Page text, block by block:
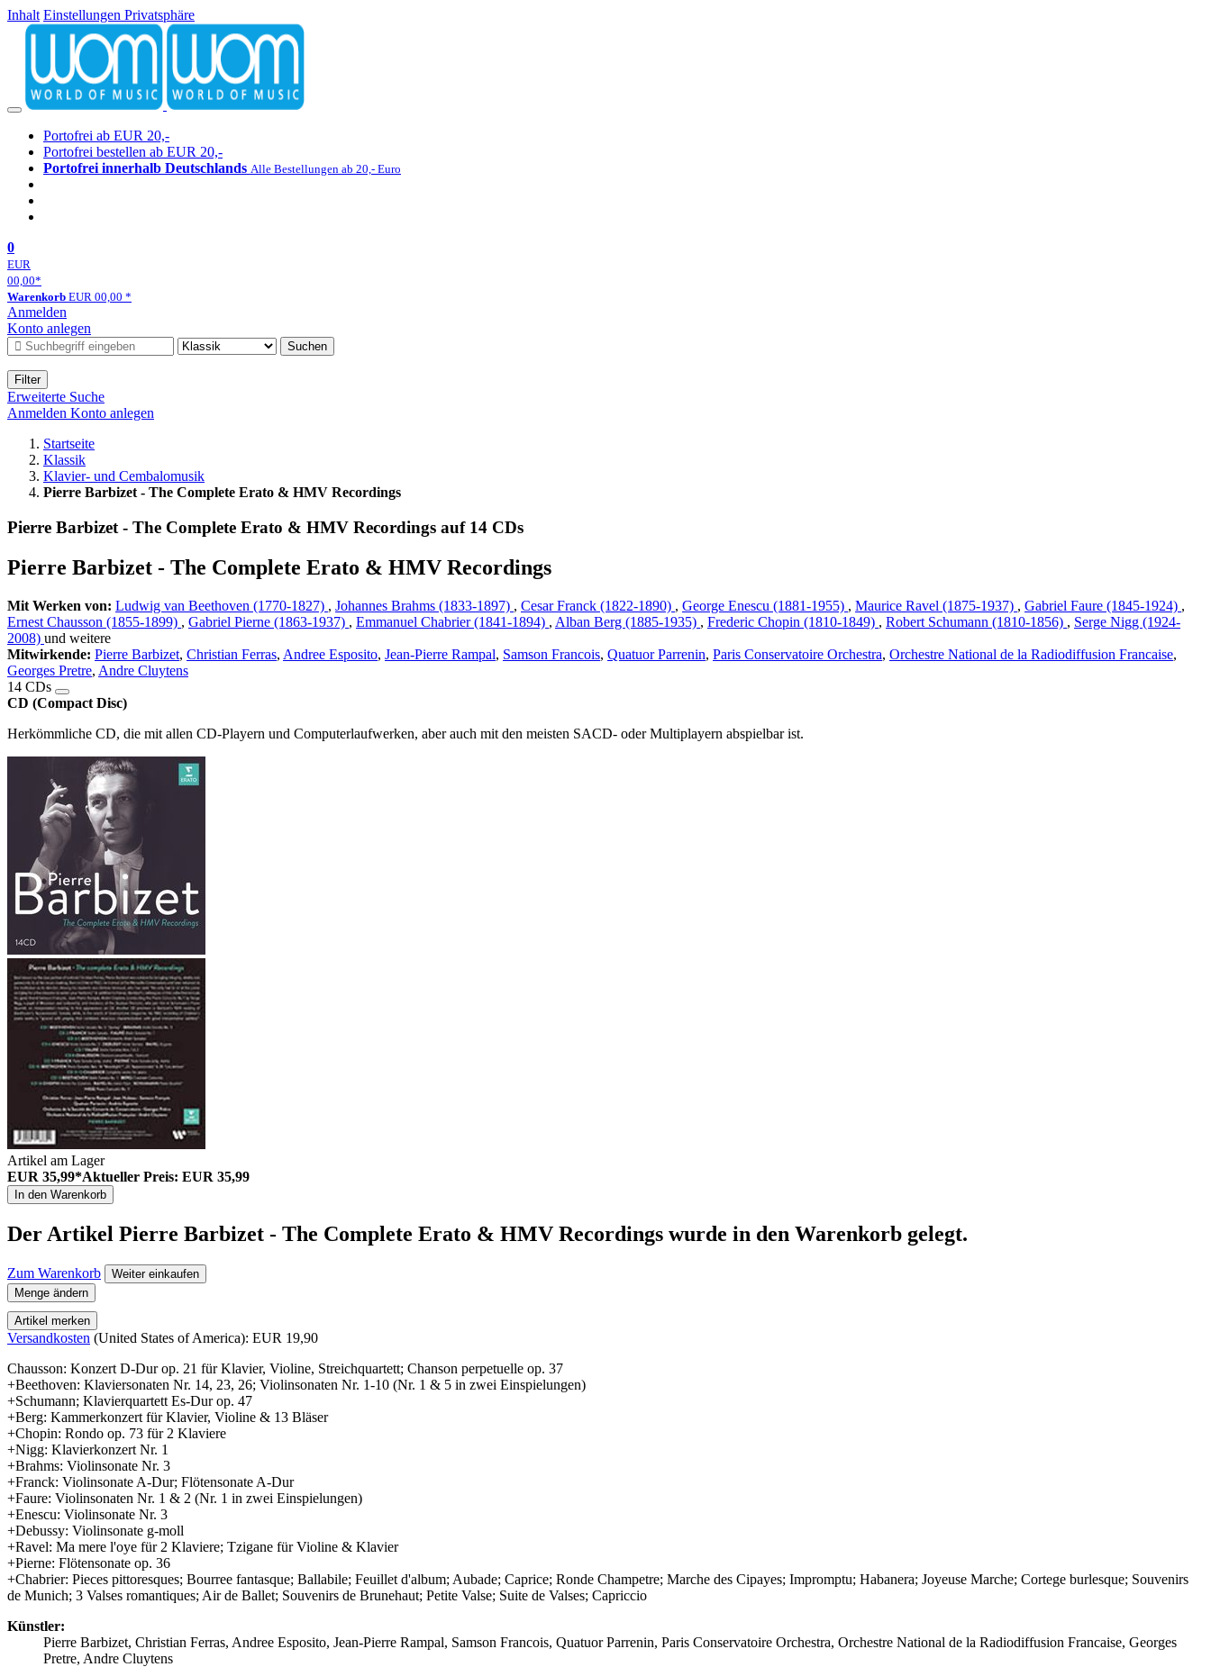
Inhalt Einstellungen Privatsphäre
Portofrei ab EUR 20,-
Portofrei bestellen ab EUR 20,-
Portofrei innerhalb Deutschlands Alle Bestellungen ab 20,- Euro
0
EUR
00,00*
Warenkorb EUR 00,00 *
Anmelden
Konto anlegen
Suchen
Filter
Erweiterte Suche
Anmelden Konto anlegen
Startseite
Klassik
Klavier- und Cembalomusik
Pierre Barbizet - The Complete Erato & HMV Recordings
Pierre Barbizet - The Complete Erato & HMV Recordings auf 14 CDs
Pierre Barbizet - The Complete Erato & HMV Recordings
Mit Werken von: Ludwig van Beethoven (1770-1827) , Johannes Brahms (1833-1897) , Cesar Franck (1822-1890) , George Enescu (1881-1955) , Maurice Ravel (1875-1937) , Gabriel Faure (1845-1924) ,
Ernest Chausson (1855-1899) , Gabriel Pierne (1863-1937) , Emmanuel Chabrier (1841-1894) , Alban Berg (1885-1935) , Frederic Chopin (1810-1849) , Robert Schumann (1810-1856) , Serge Nigg (1924-
2008) und weitere
Mitwirkende: Pierre Barbizet, Christian Ferras, Andree Esposito, Jean-Pierre Rampal, Samson Francois, Quatuor Parrenin, Paris Conservatoire Orchestra, Orchestre National de la Radiodiffusion Francaise,
Georges Pretre, Andre Cluytens
14 CDs
CD (Compact Disc)
Herkömmliche CD, die mit allen CD-Playern und Computerlaufwerken, aber auch mit den meisten SACD- oder Multiplayern abspielbar ist.
Artikel am Lager
EUR 35,99*Aktueller Preis: EUR 35,99
In den Warenkorb
Der Artikel Pierre Barbizet - The Complete Erato & HMV Recordings wurde in den Warenkorb gelegt.
Zum Warenkorb
Weiter einkaufen
Menge ändern
Artikel merken
Versandkosten (United States of America): EUR 19,90
Chausson: Konzert D-Dur op. 21 für Klavier, Violine, Streichquartett; Chanson perpetuelle op. 37
+Beethoven: Klaviersonaten Nr. 14, 23, 26; Violinsonaten Nr. 1-10 (Nr. 1 & 5 in zwei Einspielungen)
+Schumann; Klavierquartett Es-Dur op. 47
+Berg: Kammerkonzert für Klavier, Violine & 13 Bläser
+Chopin: Rondo op. 73 für 2 Klaviere
+Nigg: Klavierkonzert Nr. 1
+Brahms: Violinsonate Nr. 3
+Franck: Violinsonate A-Dur; Flötensonate A-Dur
+Faure: Violinsonaten Nr. 1 & 2 (Nr. 1 in zwei Einspielungen)
+Enescu: Violinsonate Nr. 3
+Debussy: Violinsonate g-moll
+Ravel: Ma mere l'oye für 2 Klaviere; Tzigane für Violine & Klavier
+Pierne: Flötensonate op. 36
+Chabrier: Pieces pittoresques; Bourree fantasque; Ballabile; Feuillet d'album; Aubade; Caprice; Ronde Champetre; Marche des Cipayes; Impromptu; Habanera; Joyeuse Marche; Cortege burlesque; Souvenirs
de Munich; 3 Valses romantiques; Air de Ballet; Souvenirs de Brunehaut; Petite Valse; Suite de Valses; Capriccio
Künstler:
Pierre Barbizet, Christian Ferras, Andree Esposito, Jean-Pierre Rampal, Samson Francois, Quatuor Parrenin, Paris Conservatoire Orchestra, Orchestre National de la Radiodiffusion Francaise, Georges
Pretre, Andre Cluytens